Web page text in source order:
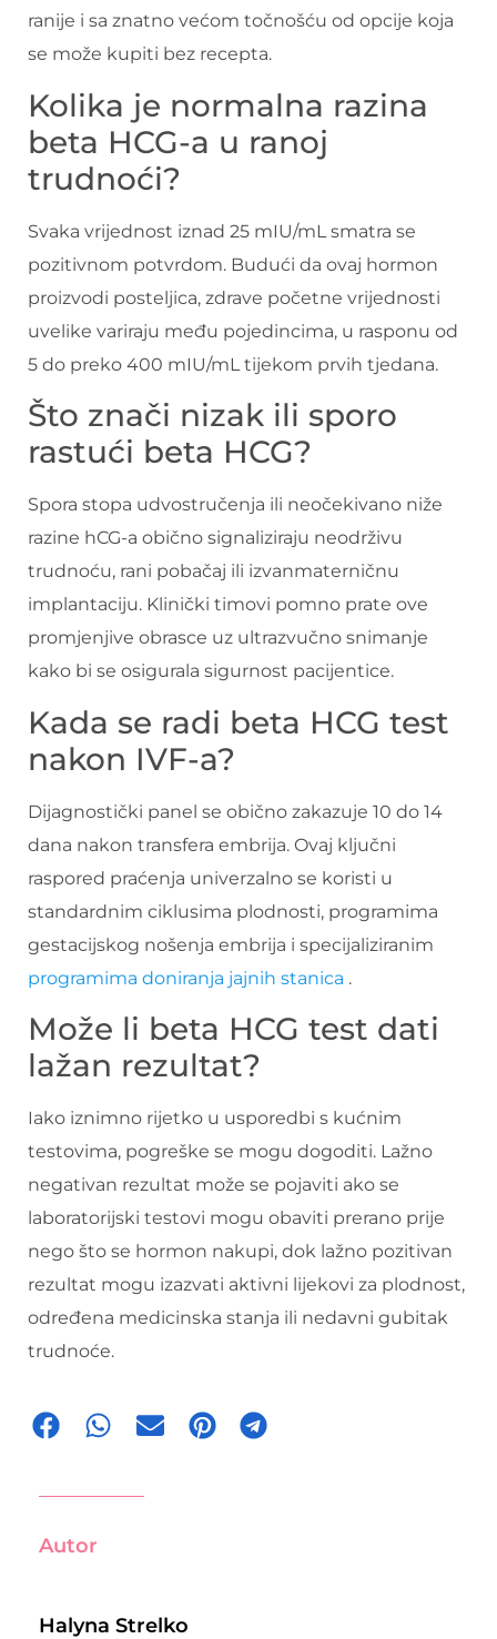
ranije i sa znatno većom točnošću od opcije koja
se može kupiti bez recepta.
Kolika je normalna razina
beta HCG-a u ranoj
trudnoći?
Svaka vrijednost iznad 25 mIU/mL smatra se
pozitivnom potvrdom. Budući da ovaj hormon
proizvodi posteljica, zdrave početne vrijednosti
uvelike variraju među pojedincima, u rasponu od
5 do preko 400 mIU/mL tijekom prvih tjedana.
Što znači nizak ili sporo
rastući beta HCG?
Spora stopa udvostručenja ili neočekivano niže
razine hCG-a obično signaliziraju neodrživu
trudnoću, rani pobačaj ili izvanmaterničnu
implantaciju. Klinički timovi pomno prate ove
promjenjive obrasce uz ultrazvučno snimanje
kako bi se osigurala sigurnost pacijentice.
Kada se radi beta HCG test
nakon IVF-a?
Dijagnostički panel se obično zakazuje 10 do 14
dana nakon transfera embrija. Ovaj ključni
raspored praćenja univerzalno se koristi u
standardnim ciklusima plodnosti, programima
gestacijskog nošenja embrija i specijaliziranim
programima doniranja jajnih stanica .
Može li beta HCG test dati
lažan rezultat?
Iako iznimno rijetko u usporedbi s kućnim
testovima, pogreške se mogu dogoditi. Lažno
negativan rezultat može se pojaviti ako se
laboratorijski testovi mogu obaviti prerano prije
nego što se hormon nakupi, dok lažno pozitivan
rezultat mogu izazvati aktivni lijekovi za plodnost,
određena medicinska stanja ili nedavni gubitak
trudnoće.
Autor
Halyna Strelko